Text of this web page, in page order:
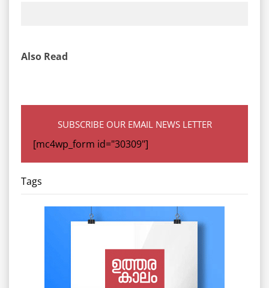
Also Read
SUBSCRIBE OUR EMAIL NEWS LETTER
[mc4wp_form id="30309"]
Tags